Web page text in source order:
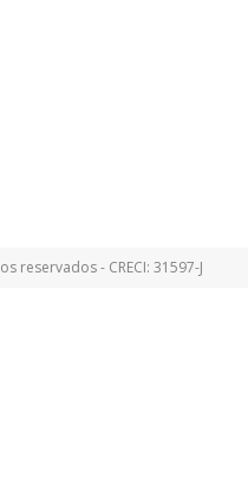
reservados - CRECI: 31597-J